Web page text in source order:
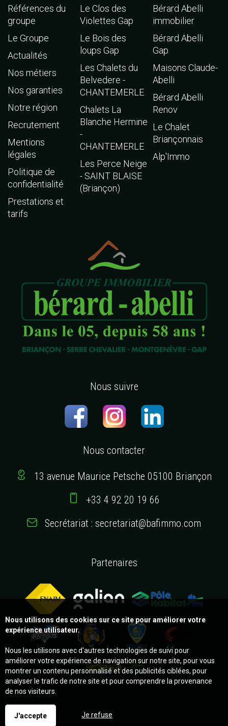
Références du
groupe
Le Groupe
Actualités
Nos métiers
Nos garanties
Notre région
Recrutement
Mentions
légales
Politique de
confidentialité
Prestations et
tarifs
Le Clos des
Violettes Gap
Le Bois des
loups Gap
Les Chalets du
Belvedere -
CHANTEMERLE
Chalets La
Blanche Hermine
-
CHANTEMERLE
Les Perce Neige
- SAINT BLAISE
(Briançon)
Bérard Abelli
immobilier
Bérard Abelli
Gap
Maisons Claude-
Abelli
Bérard Abelli
Renov
Le Chalet
Briançonnais
Alp'Immo
Nous suivre
Nous contacter
13 avenue Maurice Petsche 05100 Briançon
+33 4 92 20 19 66
Secrétariat : secretariat@bafimmo.com
Partenaires
Nous utilisons des cookies sur ce site pour améliorer votre
expérience utilisateur.
Nous les utilisons avec d'autres technologies de suivi pour
améliorer votre expérience de navigation sur notre site, pour vous
montrer un contenu personnalisé et des publicités ciblées, pour
analyser le trafic de notre site et pour comprendre la provenance
de nos visiteurs.
J'accepte Je refuse